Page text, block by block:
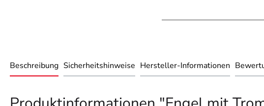
Beschreibung Sicherheitshinweise Hersteller-Informationen